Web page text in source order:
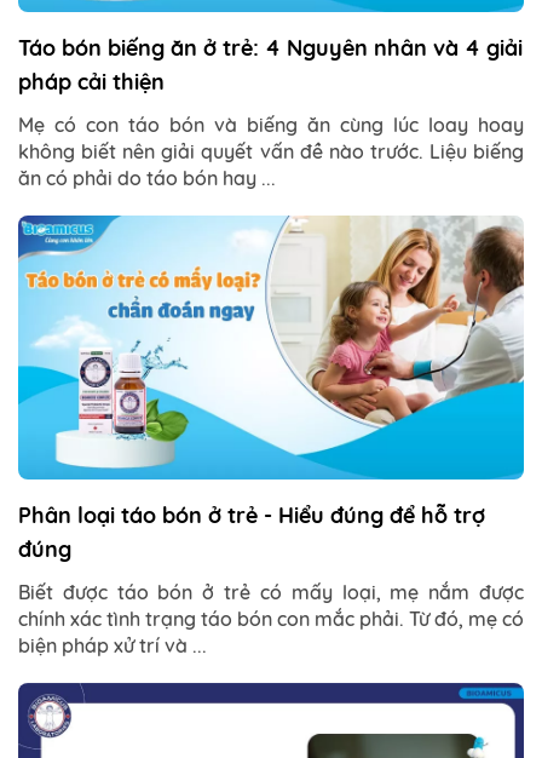
Táo bón biếng ăn ở trẻ: 4 Nguyên nhân và 4 giải
pháp cải thiện
Mẹ có con táo bón và biếng ăn cùng lúc loay hoay
không biết nên giải quyết vấn đề nào trước. Liệu biếng
ăn có phải do táo bón hay ...
Phân loại táo bón ở trẻ - Hiểu đúng để hỗ trợ
đúng
Biết được táo bón ở trẻ có mấy loại, mẹ nắm được
chính xác tình trạng táo bón con mắc phải. Từ đó, mẹ có
biện pháp xử trí và ...